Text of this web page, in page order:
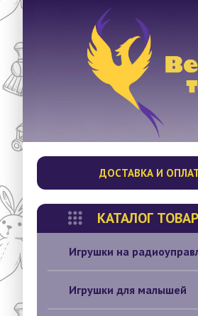
ДОСТАВКА И
КАТАЛОГ
Игрушки на
Игрушки для малышей